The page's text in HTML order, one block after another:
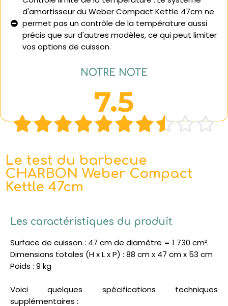
d'amortisseur du Weber Compact Kettle 47cm ne
permet pas un contrôle de la température aussi
précis que sur d'autres modèles, ce qui peut limiter
vos options de cuisson.
NOTRE NOTE
7.5

Le test du barbecue
CHARBON Weber Compact
Kettle 47cm
Les caractéristiques du produit
Surface de cuisson : 47 cm de diamètre = 1 730 cm².
Dimensions totales (H x L x P) : 88 cm x 47 cm x 53 cm
Poids : 9 kg
Voici quelques spécifications techniques
supplémentaires :